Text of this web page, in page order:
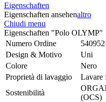
Eigenschaften
Eigenschaften ansehenaltro
Chiudi menu
Eigenschaften "Polo OLYMP"
Numero Ordine
Design & Motivo
Uni
Colore
Nero
Proprietà di lavaggio
Lavare
Sostenibilità
(OCS)